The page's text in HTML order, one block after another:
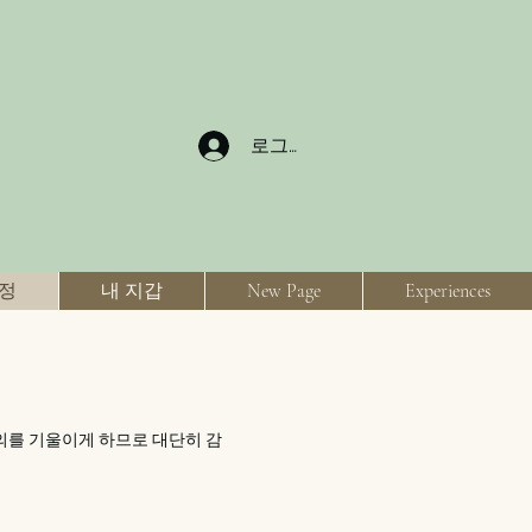
로그인
내 지갑 New Page Experiences
기울이게 하므로 대단히 감